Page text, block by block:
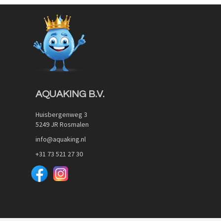
AQUAKING B.V.
Huisbergenweg 3
5249 JR Rosmalen
info@aquaking.nl
+31 73 521 27 30